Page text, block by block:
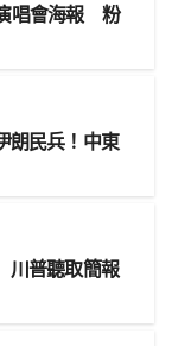
唱會海報 粉
朗民兵！中東
川普聽取簡報